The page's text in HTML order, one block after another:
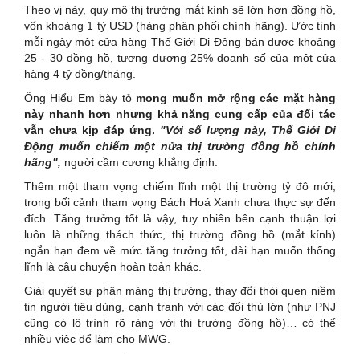
Theo vị này, quy mô thị trường mắt kính sẽ lớn hơn đồng hồ,
vốn khoảng 1 tỷ USD (hàng phân phối chính hãng). Ước tính
mỗi ngày một cửa hàng Thế Giới Di Động bán được khoảng
25 - 30 đồng hồ, tương đương 25% doanh số của một cửa
hàng 4 tỷ đồng/tháng.
Ông Hiểu Em bày tỏ mong muốn mở rộng các mặt hàng
này nhanh hơn nhưng khả năng cung cấp của đối tác
vẫn chưa kịp đáp ứng. "Với số lượng này, Thế Giới Di
Động muốn chiếm một nửa thị trường đồng hồ chính
hãng", người cầm cương khẳng định.
Thêm một tham vọng chiếm lĩnh một thị trường tỷ đô mới,
trong bối cảnh tham vọng Bách Hoá Xanh chưa thực sự đến
đích. Tăng trưởng tốt là vậy, tuy nhiên bên cạnh thuận lợi
luôn là những thách thức, thị trường đồng hồ (mắt kính)
ngắn hạn đem về mức tăng trưởng tốt, dài hạn muốn thống
lĩnh là câu chuyện hoàn toàn khác.
Giải quyết sự phân mảng thị trường, thay đổi thói quen niềm
tin người tiêu dùng, cạnh tranh với các đổi thủ lớn (như PNJ
cũng có lộ trình rõ ràng với thị trường đồng hồ)… có thể
nhiều việc để làm cho MWG.